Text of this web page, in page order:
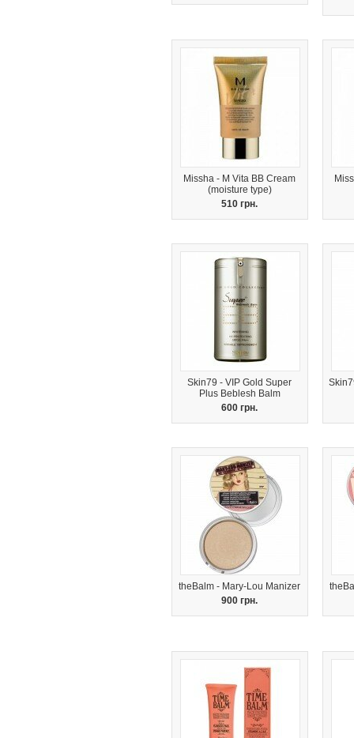
Missha - M Vita BB Cream
(moisture type)
510 грн.
Skin79 - VIP Gold Super
Plus Beblesh Balm
600 грн.
theBalm - Mary-Lou Manizer
900 грн.